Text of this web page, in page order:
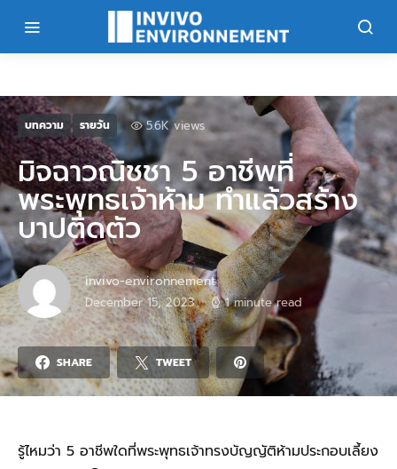
บทความ รายวัน 5.6K views
มิจฉาวณิชชา 5 อาชีพที่
พระพุทธเจ้าห้าม ทำแล้วสร้าง
บาปติดตัว
invivo-environnement
December 15, 2023 1 minute read
SHARE TWEET
รู้ไหมว่า 5 อาชีพใดที่พระพุทธเจ้าทรงบัญญัติห้ามประกอบเลี้ยง